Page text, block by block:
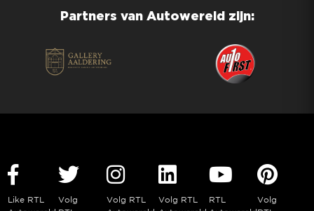
Partners van Autowereld zijn:
Like RTL
Volg
Volg RTL
Volg RTL
RTL
Volg